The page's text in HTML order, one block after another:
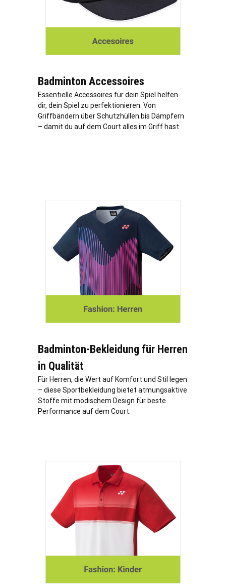
Badminton Accessoires
Essentielle Accessoires für dein Spiel helfen
dir, dein Spiel zu perfektionieren. Von
Griffbändern über Schutzhüllen bis Dämpfern
– damit du auf dem Court alles im Griff hast.
Badminton-Bekleidung für Herren
in Qualität
Für Herren, die Wert auf Komfort und Stil legen
– diese Sportbekleidung bietet atmungsaktive
Stoffe mit modischem Design für beste
Performance auf dem Court.